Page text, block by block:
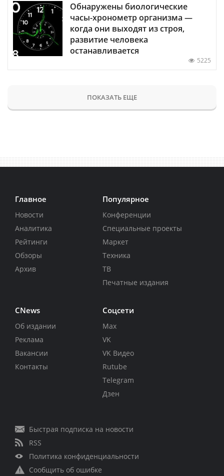
Обнаружены биологические
часы-хронометр организма —
когда они выходят из строя,
развитие человека
останавливается
5225
ПОКАЗАТЬ ЕЩЕ
Главное
Новости
Аналитика
Рейтинги
Обзоры
Архив
Популярное
Конференции
Специальные проекты
Маркет
Техника
ТВ
Печатные издания
CNews
Об издании
Реклама
Вакансии
Контакты
Соцсети
Max
VK
VK Видео
Rutube
Telegram
Дзен
Быстрая подписка на новости
RSS
Политика конфиденциальности
Сообщить об ошибке